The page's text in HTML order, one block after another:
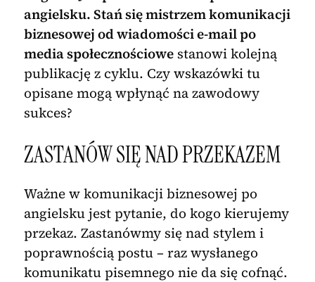
angielsku. Stań się mistrzem komunikacji
biznesowej od wiadomości e-mail po
media społecznościowestanowi kolejną
publikację z cyklu. Czy wskazówki tu
opisane mogą wpłynąć na zawodowy
sukces?
ZASTANÓW SIĘ NAD PRZEKAZEM
Ważne w komunikacji biznesowej po
angielsku jest pytanie, do kogo kierujemy
przekaz. Zastanówmy się nad stylem i
poprawnością postu – raz wysłanego
komunikatu pisemnego nie da się cofnąć.